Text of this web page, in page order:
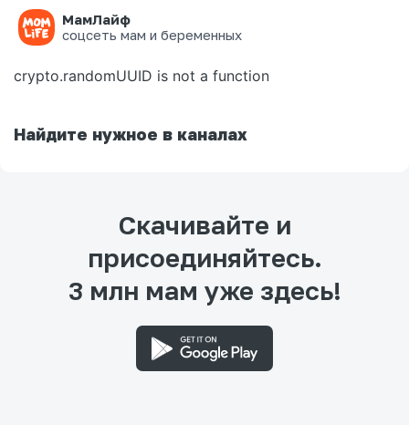
МамЛайф
соцсеть мам и беременных
Ошибка на странице
crypto.randomUUID is not a function
Найдите нужное в каналах
Скачивайте и
присоединяйтесь.
3 млн мам уже здесь!